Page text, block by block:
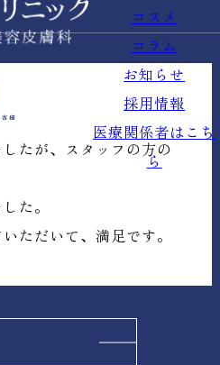
コスメ
コラム
お知らせ
採用情報
医療関係者はこち
ら
様
たが、スタッフの方の
た。
ただいて、満足です。